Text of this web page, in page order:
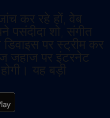
कर रहे हों, वेब
पसंदीदा शो, संगीत
पर स्ट्रीम कर
जहाज पर इंटरनेट
यह बड़ी